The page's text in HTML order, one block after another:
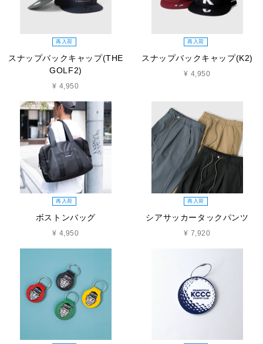
再入荷
スナップバックキャップ(THE
GOLF2)
¥ 4,950
再入荷
スナップバックキャップ(K2)
¥ 4,950
再入荷
ボストンバッグ
¥ 4,950
再入荷
シアサッカータックパンツ
¥ 7,920